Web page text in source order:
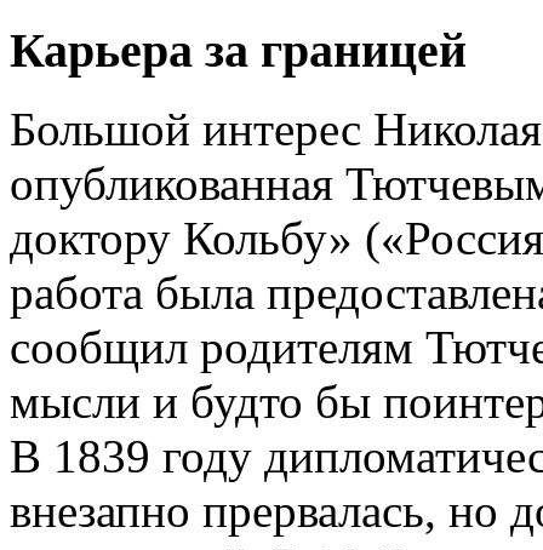
Карьера за границей
Большой интерес
опубликованная
доктору Кольбу»
работа была
сообщил родителям
мысли и будто бы
В 1839 году
внезапно прервалась, но